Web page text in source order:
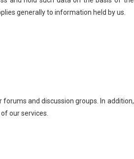
generally to information held by us.
and discussion groups. In addition,
our services.